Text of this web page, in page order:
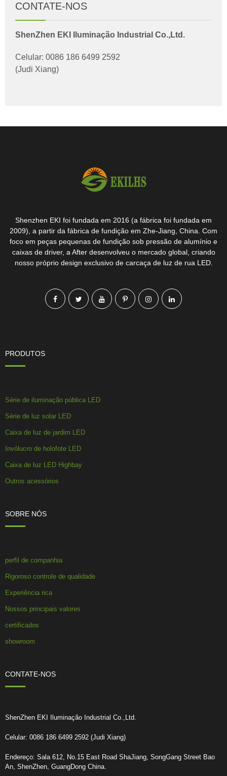
CONTATE-NOS
ShenZhen EKI Iluminação Industrial Co.,Ltd.
Celular: 0086 186 6499 2592
(Judi Xiang)
Shenzhen EKI foi fundada em 2016 (a fábrica foi fundada em
2009), a partir da fábrica de fundição em Zhe-Jiang, China. Com
foco em peças pequenas de fundição sob pressão de alumínio e
caixas de driver, a After desenvolveu o mercado global, criando
nosso próprio design exclusivo de carcaça de luz de rua LED.
PRODUTOS
Série de iluminação pública LED
Série de luz solar LED
Caixa de luz de jardim LED
Invólucro de holofote LED
Caixa de luz LED Highbay
Outros acessórios
SOBRE NÓS
perfil de companhia
Rigoroso controle de qualidade
Experiência rica
Nossos principais valores
certificados
showroom
CONTATE-NOS
ShenZhen EKI Iluminação Industrial Co.,Ltd.
Celular: 0086 186 6499 2592 (Judi Xiang)
Endereço: Sala 612, No.15 East Road ShaJiang, SongGang Street Bao
An, ShenZhen, GuangDong China.